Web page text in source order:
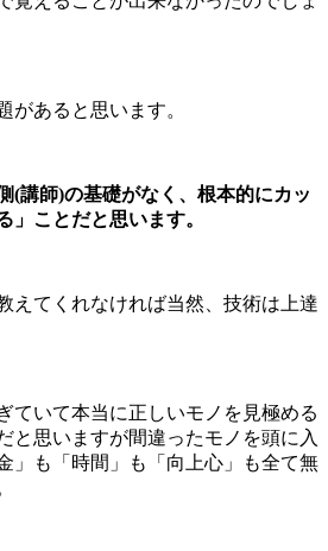
があると思います。
(講師)の基礎がなく、根本的にカッ
」ことだと思います。
えてくれなければ当然、技術は上達
ていて本当に正しいモノを見極める
と思いますが間違ったモノを頭に入
」も「時間」も「向上心」も全て無